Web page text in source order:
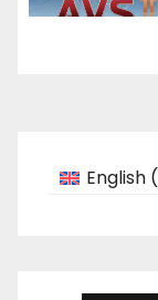
English (